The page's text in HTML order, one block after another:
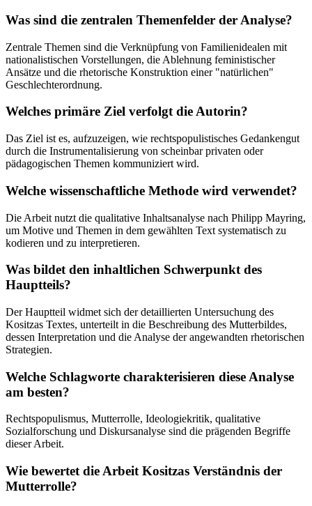
Was sind die zentralen Themenfelder der Analyse?
Zentrale Themen sind die Verknüpfung von Familienidealen mit
nationalistischen Vorstellungen, die Ablehnung feministischer
Ansätze und die rhetorische Konstruktion einer "natürlichen"
Geschlechterordnung.
Welches primäre Ziel verfolgt die Autorin?
Das Ziel ist es, aufzuzeigen, wie rechtspopulistisches Gedankengut
durch die Instrumentalisierung von scheinbar privaten oder
pädagogischen Themen kommuniziert wird.
Welche wissenschaftliche Methode wird verwendet?
Die Arbeit nutzt die qualitative Inhaltsanalyse nach Philipp Mayring,
um Motive und Themen in dem gewählten Text systematisch zu
kodieren und zu interpretieren.
Was bildet den inhaltlichen Schwerpunkt des
Hauptteils?
Der Hauptteil widmet sich der detaillierten Untersuchung des
Kositzas Textes, unterteilt in die Beschreibung des Mutterbildes,
dessen Interpretation und die Analyse der angewandten rhetorischen
Strategien.
Welche Schlagworte charakterisieren diese Analyse
am besten?
Rechtspopulismus, Mutterrolle, Ideologiekritik, qualitative
Sozialforschung und Diskursanalyse sind die prägenden Begriffe
dieser Arbeit.
Wie bewertet die Arbeit Kositzas Verständnis der
Mutterrolle?